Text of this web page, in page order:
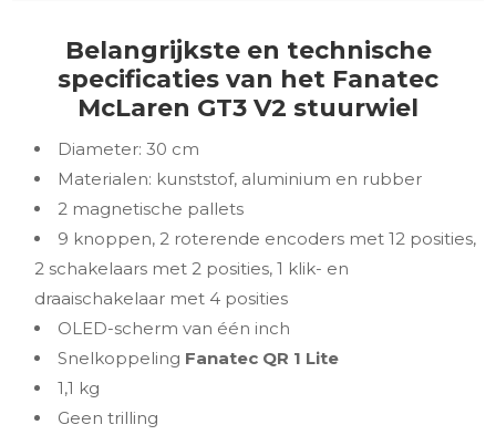
Belangrijkste en technische
specificaties van het Fanatec
McLaren GT3 V2 stuurwiel
Diameter: 30 cm
Materialen: kunststof, aluminium en rubber
2 magnetische pallets
9 knoppen, 2 roterende encoders met 12 posities,
2 schakelaars met 2 posities, 1 klik- en
draaischakelaar met 4 posities
OLED-scherm van één inch
Snelkoppeling Fanatec QR 1 Lite
1,1 kg
Geen trilling